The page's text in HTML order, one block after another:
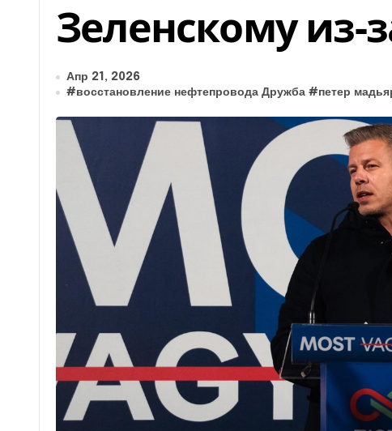
Зеленскому
Апр 21, 2026
#восстановление нефтепровода Дружба #петер